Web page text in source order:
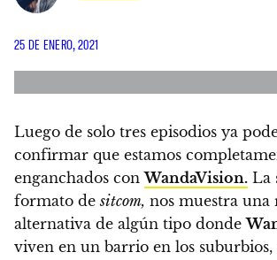
25 DE ENERO, 2021
Luego de solo tres episodios ya
confirmar que estamos
enganchados conWandaVision. La
formato desitcom, nos muestra una
alternativa de algún tipo donde
viven en un barrio en los